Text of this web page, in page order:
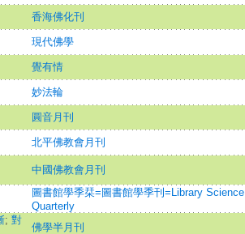
香海佛化刊
現代佛學
覺有情
妙法輪
圓音月刊
北平佛教會月刊
中國佛教會月刊
圖書館學季栞=圖書館學季刊=Library Science
Quarterly
; 對
佛學半月刊